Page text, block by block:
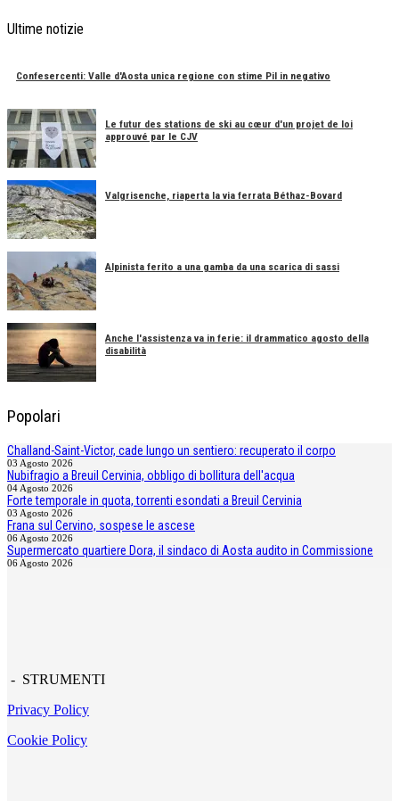
Ultime notizie
Confesercenti: Valle d'Aosta unica regione con stime Pil in negativo
Le futur des stations de ski au cœur d'un projet de loi
approuvé par le CJV
Valgrisenche, riaperta la via ferrata Béthaz-Bovard
Alpinista ferito a una gamba da una scarica di sassi
Anche l'assistenza va in ferie: il drammatico agosto della
disabilità
Popolari
Challand-Saint-Victor, cade lungo un sentiero: recuperato il corpo
03 Agosto 2026
Nubifragio a Breuil Cervinia, obbligo di bollitura dell'acqua
04 Agosto 2026
Forte temporale in quota, torrenti esondati a Breuil Cervinia
03 Agosto 2026
Frana sul Cervino, sospese le ascese
06 Agosto 2026
Supermercato quartiere Dora, il sindaco di Aosta audito in Commissione
06 Agosto 2026
- STRUMENTI
Privacy Policy
Cookie Policy